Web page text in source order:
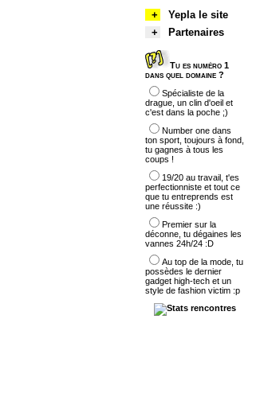
+
Yepla le site
+
Partenaires
Tu es numéro 1
dans quel domaine ?
Spécialiste de la
drague, un clin d'oeil et
c'est dans la poche ;)
Number one dans
ton sport, toujours à fond,
tu gagnes à tous les
coups !
19/20 au travail, t'es
perfectionniste et tout ce
que tu entreprends est
une réussite :)
Premier sur la
déconne, tu dégaines les
vannes 24h/24 :D
Au top de la mode, tu
possèdes le dernier
gadget high-tech et un
style de fashion victim :p